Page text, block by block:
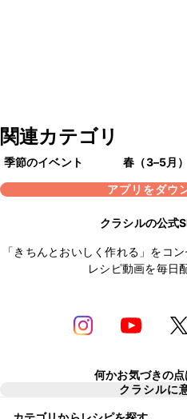
関連カテゴリ
季節のイベント 春（3–5月）
アプリをダウ
クラシルの公式
「きちんとおいしく作れる」をコ
レシピ動画を毎日
何かお気づきの
クラシルに